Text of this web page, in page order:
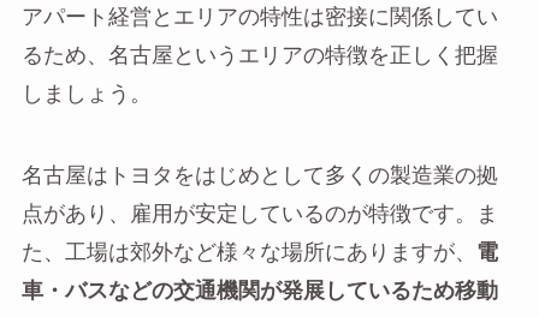
アパート経営とエリアの特性は密接に関係してい
るため、名古屋というエリアの特徴を正しく把握
しましょう。
名古屋はトヨタをはじめとして多くの製造業の拠
点があり、雇用が安定しているのが特徴です。ま
た、工場は郊外など様々な場所にありますが、 電
車・バスなどの交通機関が発展しているため移動